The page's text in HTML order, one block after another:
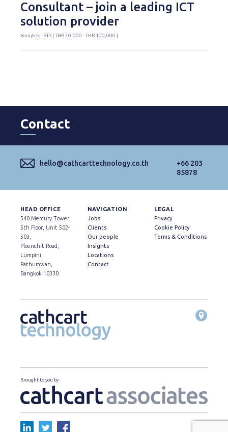
Consultant – join a leading ICT
solution provider
Bangkok - BTS | THB 70,000 - THB 100,000 |
Contact
hello@cathcarttechnology.co.th
+66 203
85878
HEAD OFFICE
540 Mercury Tower,
5th Floor, Unit 502-
503,
Ploenchit Road,
Lumpini,
Pathumwan,
Bangkok 10330
NAVIGATION
Jobs
Clients
Our people
Insights
Locations
Contact
LEGAL
Privacy
Cookie Policy
Terms & Conditions
Brought to you by